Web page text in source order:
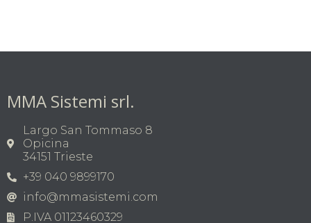
MMA Sistemi srl.
Largo San Tommaso 8
Opicina
34151 Trieste
+39 040 9899170
info@mmasistemi.com
P.IVA 01123460329